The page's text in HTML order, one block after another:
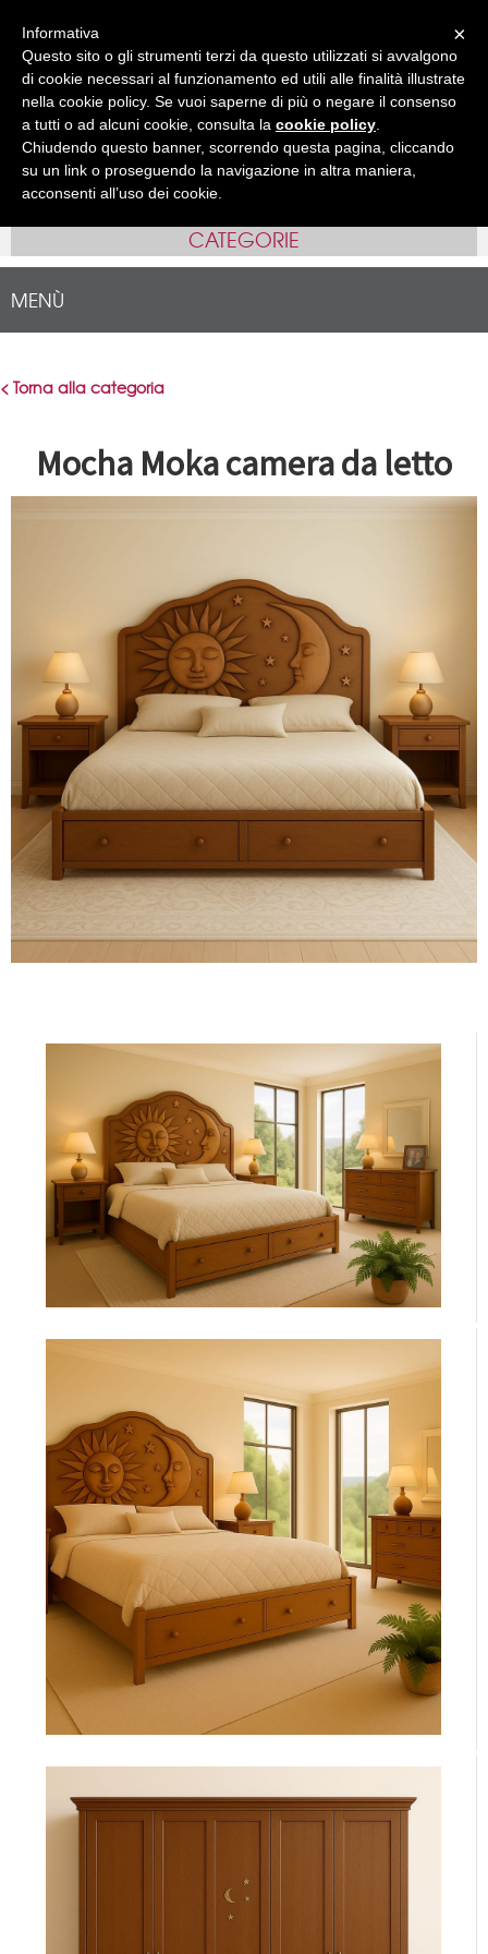
IT • EN
CATEGORIE
MENÙ
< Torna alla categoria
Mocha Moka camera da letto
×
Informativa
Questo sito o gli strumenti terzi da questo utilizzati si avvalgono
di cookie necessari al funzionamento ed utili alle finalità illustrate
nella cookie policy. Se vuoi saperne di più o negare il consenso
a tutti o ad alcuni cookie, consulta la cookie policy
Chiudendo questo banner, scorrendo questa pagina, cliccando
su un link o proseguendo la navigazione in altra maniera,
acconsenti all’uso dei cookie.